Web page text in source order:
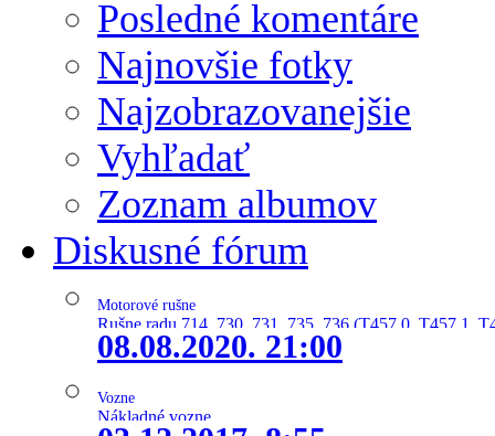
Posledné komentáre
Najnovšie fotky
Najzobrazovanejšie
Vyhľadať
Zoznam albumov
Diskusné fórum
Motorové rušne
Rušne radu 714, 730, 731, 735, 736 (T457.0, T457.1,
08.08.2020. 21:00
Vozne
Nákladné vozne